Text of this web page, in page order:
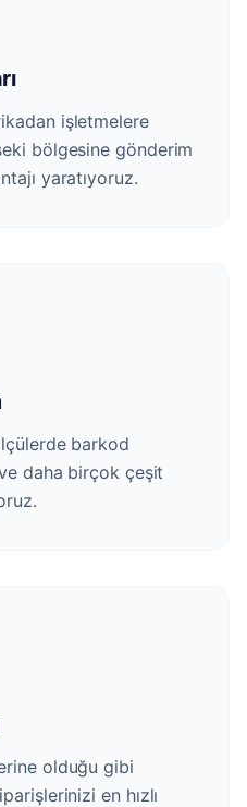
işletmelere
bölgesine gönderim
yaratıyoruz.
barkod
daha birçok çeşit
olduğu gibi
en hızlı